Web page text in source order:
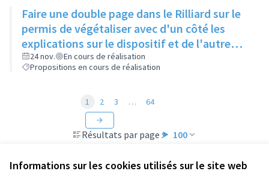
Informations sur les cookies utilisés sur le site web
Faire une double page dans le Rilliard sur le
permis de végétaliser avec d'un côté les
explications sur le dispositif et de l'autre
côté des exemples concrets de lieux à
investir
24 nov.
En cours de réalisation
Propositions en cours de réalisation
Résultats par page : 100
1 2 3 … 64